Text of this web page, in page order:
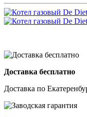
Доставка бесплатно
Доставка по